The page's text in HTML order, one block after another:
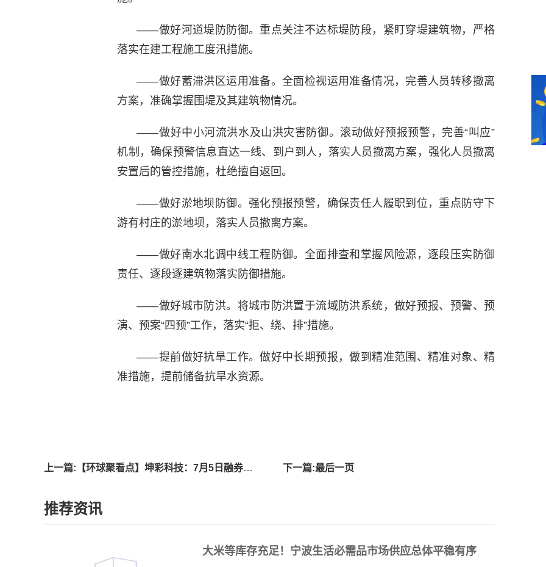
——做好河道堤防防御。重点关注不达标堤防段，紧盯穿堤建筑物，严格
落实在建工程施工度汛措施。
——做好蓄滞洪区运用准备。全面检视运用准备情况，完善人员转移撤离
方案，准确掌握围堤及其建筑物情况。
——做好中小河流洪水及山洪灾害防御。滚动做好预报预警，完善“叫应”
机制，确保预警信息直达一线、到户到人，落实人员撤离方案，强化人员撤离
安置后的管控措施，杜绝擅自返回。
——做好淤地坝防御。强化预报预警，确保责任人履职到位，重点防守下
游有村庄的淤地坝，落实人员撤离方案。
——做好南水北调中线工程防御。全面排查和掌握风险源，逐段压实防御
责任、逐段逐建筑物落实防御措施。
——做好城市防洪。将城市防洪置于流域防洪系统，做好预报、预警、预
演、预案“四预”工作，落实“拒、绕、排”措施。
——提前做好抗旱工作。做好中长期预报，做到精准范围、精准对象、精
准措施，提前储备抗旱水资源。
上一篇:【环球聚看点】坤彩科技：7月5日融券卖出1.01万股，融资融券余额4.39亿元 下一篇:最后一页
推荐资讯
大米等库存充足！宁波生活必需品市场供应总体平稳有序